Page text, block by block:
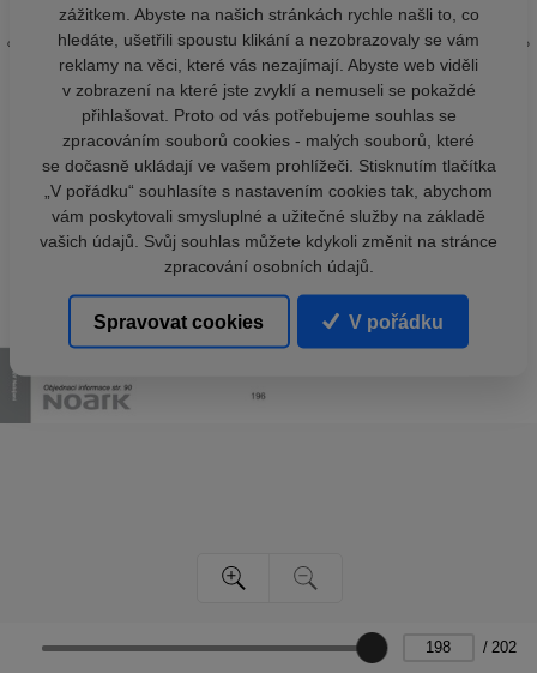
/ 202
zážitkem. Abyste na našich stránkách rychle našli to, co
hledáte, ušetřili spoustu klikání a nezobrazovaly se vám
reklamy na věci, které vás nezajímají. Abyste web viděli
v zobrazení na které jste zvyklí a nemuseli se pokaždé
přihlašovat. Proto od vás potřebujeme souhlas se
zpracováním souborů cookies - malých souborů, které
se dočasně ukládají ve vašem prohlížeči. Stisknutím tlačítka
„V pořádku“ souhlasíte s nastavením cookies tak, abychom
vám poskytovali smysluplné a užitečné služby na základě
vašich údajů. Svůj souhlas můžete kdykoli změnit na stránce
zpracování osobních údajů.
Spravovat cookies V pořádku